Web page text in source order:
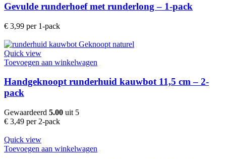
Gevulde runderhoef met runderlong – 1-pack
€ 3,99 per 1-pack
Quick view
Toevoegen aan winkelwagen
Handgeknoopt runderhuid kauwbot 11,5 cm – 2-
pack
Gewaardeerd 5.00 uit 5
€ 3,49 per 2-pack
Quick view
Toevoegen aan winkelwagen